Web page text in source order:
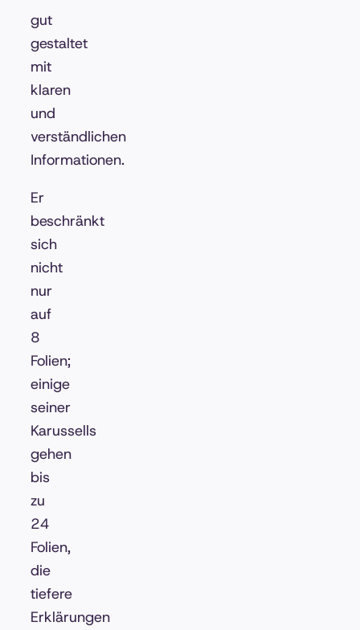
gut
gestaltet
mit
klaren
und
verständlichen
Informationen.
Er
beschränkt
sich
nicht
nur
auf
8
Folien;
einige
seiner
Karussells
gehen
bis
zu
24
Folien,
die
tiefere
Erklärungen